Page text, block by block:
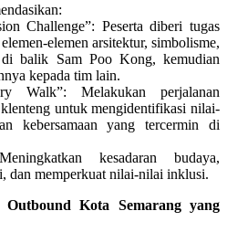
Challenge”: Peserta diberi tugas
elemen arsitektur, simbolisme,
di balik Sam Poo Kong, kemudian
kepada tim lain.
Walk”: Melakukan perjalanan
untuk mengidentifikasi nilai-
kebersamaan yang tercermin di
kesadaran budaya,
dan memperkuat nilai-nilai inklusi.
Kota Semarang yang